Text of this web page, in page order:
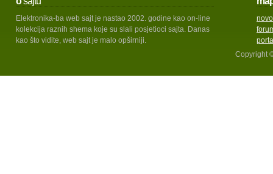
Elektronika-ba web sajt je nastao 2002. godine kao on-line
kolekcija raznih shema koje su slali posjetioci sajta. Danas
kao što vidite, web sajt je malo opširniji.
Copyright